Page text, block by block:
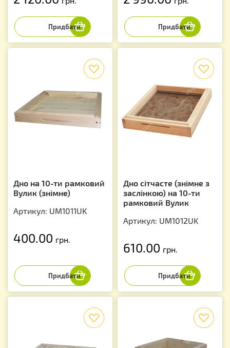
Дно на 10-ти рамковий
Вулик (знімне)
Артикул: UM1011UK
400.00 грн.
Дно сітчасте (знімне з
заслінкою) на 10-ти
рамковий Вулик
Артикул: UM1012UK
610.00 грн.